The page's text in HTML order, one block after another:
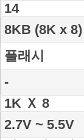
14
8KB (8K x 8)
플래시
-
1K Ｘ 8
2.7V ~ 5.5V